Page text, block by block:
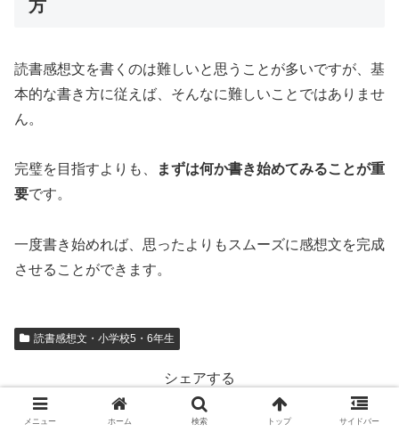
方
読書感想文を書くのは難しいと思うことが多いですが、基
本的な書き方に従えば、そんなに難しいことではありませ
ん。
完璧を目指すよりも、
まずは何か書き始めてみることが重
要です。
一度書き始めれば、思ったよりもスムーズに感想文を完成
させることができます。
読書感想文・小学校5・6年生
シェアする
Facebook はてブ
メニュー ホーム 検索 トップ サイドバー